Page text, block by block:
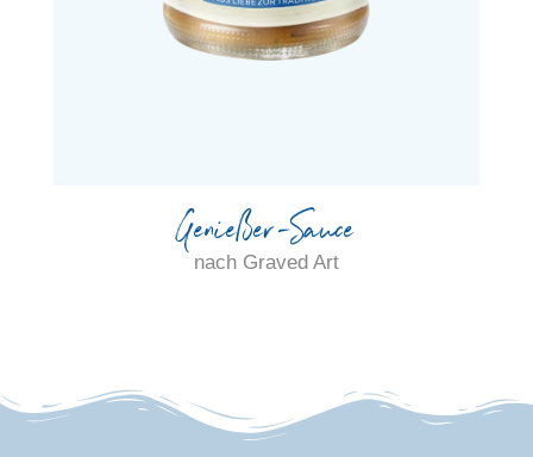
Genießer-Sauce
nach Graved Art